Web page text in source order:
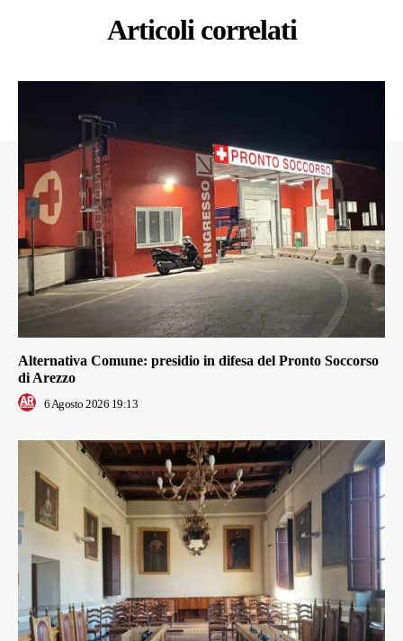
Articoli correlati
Alternativa Comune: presidio in difesa del Pronto Soccorso
di Arezzo
6 Agosto 2026 19:13